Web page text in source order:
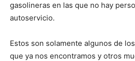
gasolineras en las que no hay
autoservicio.
Estos son solamente algunos de
que ya nos encontramos y otros